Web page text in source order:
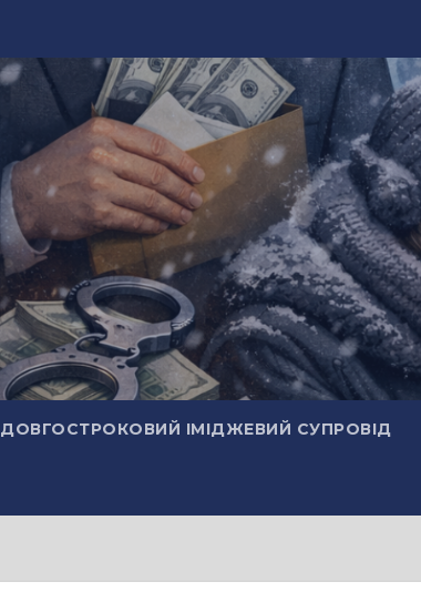
ДОВГОСТРОКОВИЙ ІМІДЖЕВИЙ СУПРОВІД